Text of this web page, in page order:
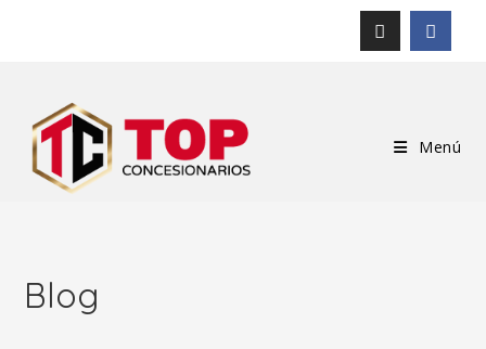
Menú
Blog